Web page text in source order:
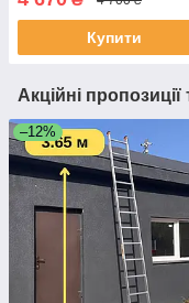
Купити
Акційні
–12%